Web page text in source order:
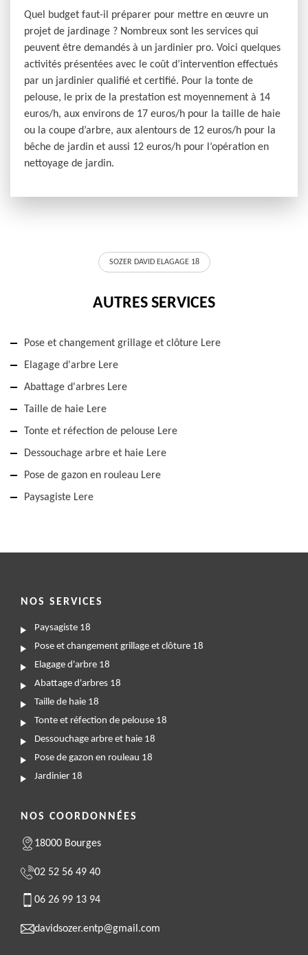
Quel budget faut-il préparer pour mettre en œuvre un
projet de jardinage ? Nombreux sont les services qui
peuvent être demandés à un jardinier pro. Voici quelques
activités présentées avec le coût d’intervention effectués
par un jardinier qualifié et certifié. Pour la tonte de
pelouse, le prix de la prestation est moyennement à 14
euros/h, aux environs de 17 euros/h pour la taille de haie
ou la coupe d’arbre, aux alentours de 12 euros/h pour la
bêche de jardin et aussi 12 euros/h pour l’opération en
nettoyage de jardin.
SOZER DAVID ELAGAGE 18
AUTRES SERVICES
Pose et changement grillage et clôture Lere
Elagage d'arbre Lere
Abattage d'arbres Lere
Taille de haie Lere
Tonte et réfection de pelouse Lere
Dessouchage arbre et haie Lere
Pose de gazon en rouleau Lere
Paysagiste Lere
NOS SERVICES
Paysagiste 18
Pose et changement grillage et clôture 18
Elagage d'arbre 18
Abattage d'arbres 18
Taille de haie 18
Tonte et réfection de pelouse 18
Dessouchage arbre et haie 18
Pose de gazon en rouleau 18
Jardinier 18
NOS COORDONNÉES
18000 Bourges
02 52 56 49 40
06 26 99 13 94
davidsozer.entp@gmail.com